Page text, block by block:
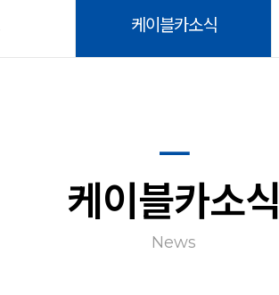
케이블카소식
케이블카소식
News